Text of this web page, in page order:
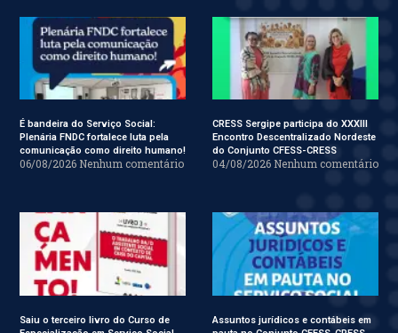
É bandeira do Serviço Social:
Plenária FNDC fortalece luta pela
comunicação como direito humano!
06/08/2026 Nenhum comentário
CRESS Sergipe participa do XXXIII
Encontro Descentralizado Nordeste
do Conjunto CFESS-CRESS
04/08/2026 Nenhum comentário
Saiu o terceiro livro do Curso de
Assuntos jurídicos e contábeis em